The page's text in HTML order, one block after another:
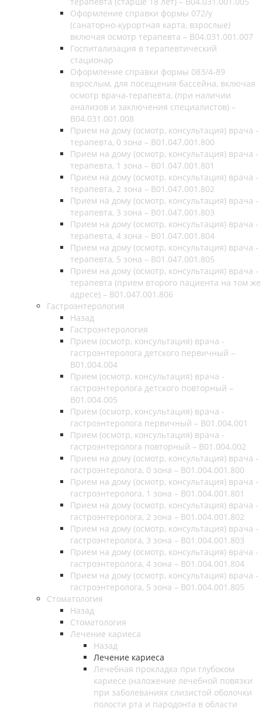
Оформление справки формы 072/у
(санаторно-курортная карта, взрослые)
включая осмотр терапевта – B04.031.001.007
Госпитализация в терапевтический
стационар
Оформление справки формы 083/4-89
взрослым, для посещения бассейна, включая
осмотр врача-терапевта, (при наличии
анализов и заключения специалистов) –
B04.031.001.008
Прием на дому (осмотр, консультация) врача -
терапевта, 0 зона – В01.047.001.800
Прием на дому (осмотр, консультация) врача -
терапевта, 1 зона – В01.047.001.801
Прием на дому (осмотр, консультация) врача -
терапевта, 2 зона – В01.047.001.802
Прием на дому (осмотр, консультация) врача -
терапевта, 3 зона – В01.047.001.803
Прием на дому (осмотр, консультация) врача -
терапевта, 4 зона – В01.047.001.804
Прием на дому (осмотр, консультация) врача -
терапевта, 5 зона – В01.047.001.805
Прием на дому (осмотр, консультация) врача -
терапевта (прием второго пациента на том же
адресе) – В01.047.001.806
Гастроэнтерология
Назад
Гастроэнтерология
Прием (осмотр, консультация) врача -
гастроэнтеролога детского первичный –
B01.004.004
Прием (осмотр, консультация) врача -
гастроэнтеролога детского повторный –
B01.004.005
Прием (осмотр, консультация) врача -
гастроэнтеролога первичный – B01.004.001
Прием (осмотр, консультация) врача -
гастроэнтеролога повторный – B01.004.002
Прием на дому (осмотр, консультация) врача -
гастроэнтеролога, 0 зона – B01.004.001.800
Прием на дому (осмотр, консультация) врача -
гастроэнтеролога, 1 зона – B01.004.001.801
Прием на дому (осмотр, консультация) врача -
гастроэнтеролога, 2 зона – B01.004.001.802
Прием на дому (осмотр, консультация) врача -
гастроэнтеролога, 3 зона – B01.004.001.803
Прием на дому (осмотр, консультация) врача -
гастроэнтеролога, 4 зона – B01.004.001.804
Прием на дому (осмотр, консультация) врача -
гастроэнтеролога, 5 зона – B01.004.001.805
Стоматология
Назад
Стоматология
Лечение кариеса
Назад
Лечение кариеса
Лечебная прокладка при глубоком
кариесе (наложение лечебной повязки
при заболеваниях слизистой оболочки
полости рта и пародонта в области